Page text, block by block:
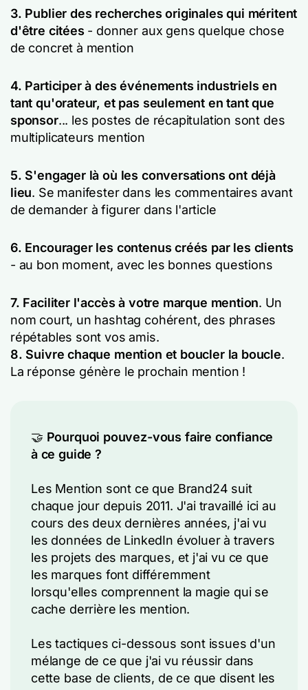
3. Publier des recherches originales qui méritent
d'être citées - donner aux gens quelque chose
de concret à mention
4. Participer à des événements industriels en
tant qu'orateur, et pas seulement en tant que
sponsor... les postes de récapitulation sont des
multiplicateurs mention
5. S'engager là où les conversations ont déjà
lieu. Se manifester dans les commentaires avant
de demander à figurer dans l'article
6. Encourager les contenus créés par les clients
- au bon moment, avec les bonnes questions
7. Faciliter l'accès à votre marque mention. Un
nom court, un hashtag cohérent, des phrases
répétables sont vos amis.
8. Suivre chaque mention et boucler la boucle.
La réponse génère le prochain mention !
🤝 Pourquoi pouvez-vous faire confiance
à ce guide ?
Les Mention sont ce que Brand24 suit
chaque jour depuis 2011. J'ai travaillé ici au
cours des deux dernières années, j'ai vu
les données de LinkedIn évoluer à travers
les projets des marques, et j'ai vu ce que
les marques font différemment
lorsqu'elles comprennent la magie qui se
cache derrière les mention.
Les tactiques ci-dessous sont issues d'un
mélange de ce que j'ai vu réussir dans
cette base de clients, de ce que disent les